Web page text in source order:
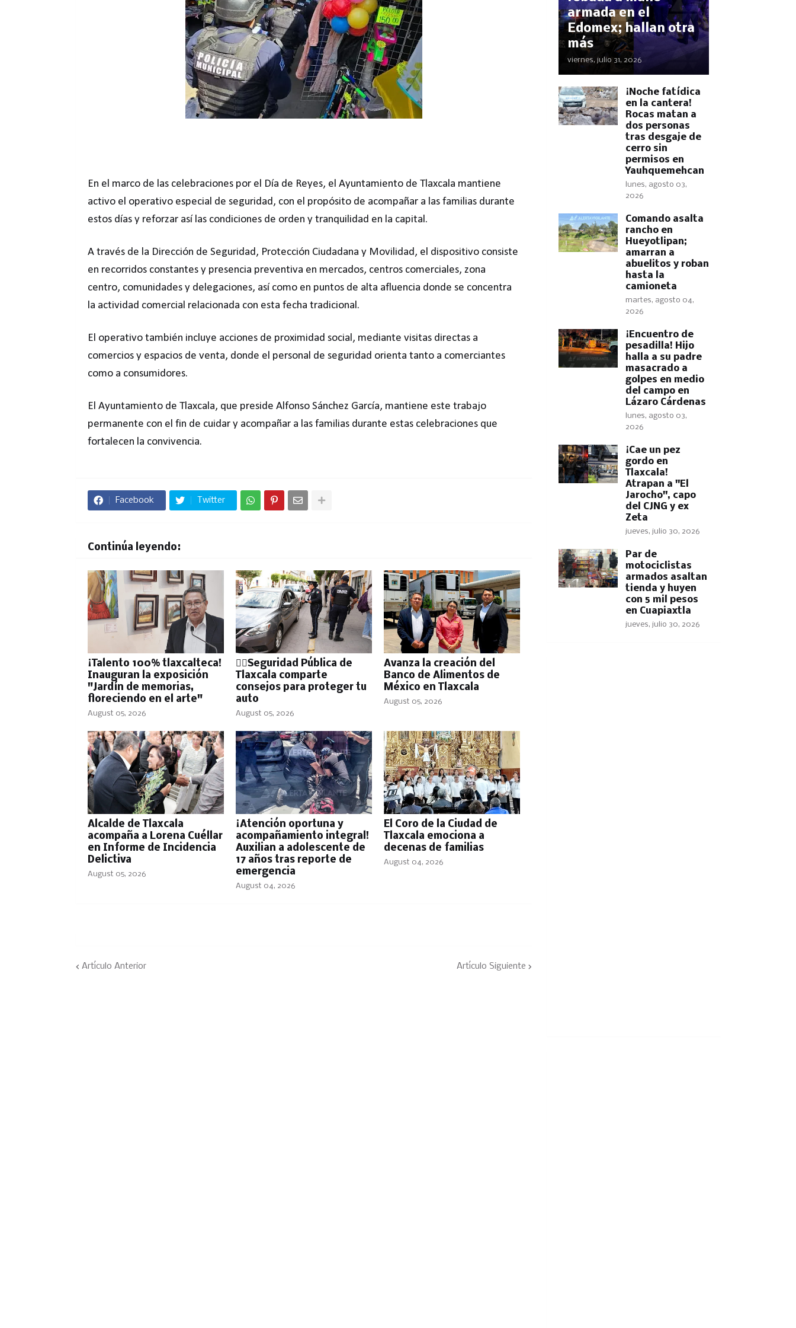
En el marco de las celebraciones por el Día de Reyes, el Ayuntamiento de Tlaxcala mantiene
activo el operativo especial de seguridad, con el propósito de acompañar a las familias durante
estos días y reforzar así las condiciones de orden y tranquilidad en la capital.
A través de la Dirección de Seguridad, Protección Ciudadana y Movilidad, el dispositivo consiste
en recorridos constantes y presencia preventiva en mercados, centros comerciales, zona
centro, comunidades y delegaciones, así como en puntos de alta afluencia donde se concentra
la actividad comercial relacionada con esta fecha tradicional.
El operativo también incluye acciones de proximidad social, mediante visitas directas a
comercios y espacios de venta, donde el personal de seguridad orienta tanto a comerciantes
como a consumidores.
El Ayuntamiento de Tlaxcala, que preside Alfonso Sánchez García, mantiene este trabajo
permanente con el fin de cuidar y acompañar a las familias durante estas celebraciones que
fortalecen la convivencia.
Facebook Twitter
Continúa leyendo:
¡Talento 100% tlaxcalteca!
Inauguran la exposición
"Jardín de memorias,
floreciendo en el arte"
August 05, 2026
👮‍♂️Seguridad Pública de
Tlaxcala comparte
consejos para proteger tu
auto
August 05, 2026
Avanza la creación del
Banco de Alimentos de
México en Tlaxcala
August 05, 2026
Alcalde de Tlaxcala
acompaña a Lorena Cuéllar
en Informe de Incidencia
Delictiva
August 05, 2026
¡Atención oportuna y
acompañamiento integral!
Auxilian a adolescente de
17 años tras reporte de
emergencia
August 04, 2026
El Coro de la Ciudad de
Tlaxcala emociona a
decenas de familias
August 04, 2026
Artículo Anterior Artículo Siguiente
armada en el
Edomex; hallan otra
más
viernes, julio 31, 2026
​¡Noche fatídica
en la cantera!
Rocas matan a
dos personas
tras desgaje de
cerro sin
permisos en
Yauhquemehcan
lunes, agosto 03,
2026
Comando asalta
rancho en
Hueyotlipan;
amarran a
abuelitos y roban
hasta la
camioneta
martes, agosto 04,
2026
​¡Encuentro de
pesadilla! Hijo
halla a su padre
masacrado a
golpes en medio
del campo en
Lázaro Cárdenas
lunes, agosto 03,
2026
​¡Cae un pez
gordo en
Tlaxcala!
Atrapan a "El
Jarocho", capo
del CJNG y ex
Zeta
jueves, julio 30, 2026
Par de
motociclistas
armados asaltan
tienda y huyen
con 5 mil pesos
en Cuapiaxtla
jueves, julio 30, 2026